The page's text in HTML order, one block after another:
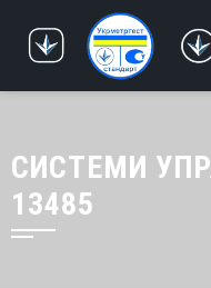
content
СИСТЕМИ
13485